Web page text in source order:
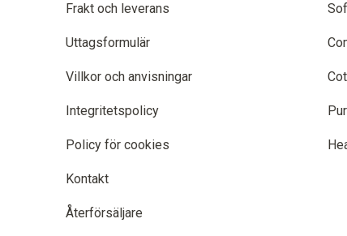
Frakt och leverans
Uttagsformulär
Villkor och anvisningar
Integritetspolicy
Policy för cookies
Kontakt
Återförsäljare